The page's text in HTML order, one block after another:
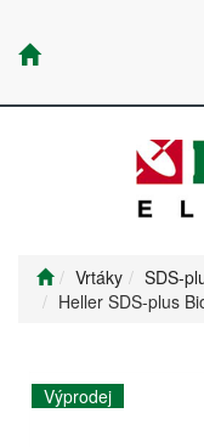
Vrtáky
SDS-
Heller SDS-plus
Výprodej